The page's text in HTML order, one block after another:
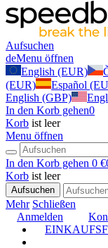
Aufsuchen
deMenu öffnen
English (EUR)
(EUR)
Español
English (GBP)
In den Korb gehen0
Korb ist leer
Menu öffnen
In den Korb gehen 0 €
Korb ist leer
Aufsuchen
Mehr Schließen
Anmelden